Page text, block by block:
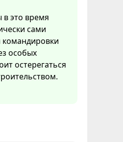
это время
сами
особых
остерегаться